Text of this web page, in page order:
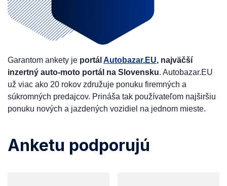
Garantom ankety je portál Autobazar.EU, najväčší
inzertný auto-moto portál na Slovensku. Autobazar.EU
už viac ako 20 rokov združuje ponuku firemných a
súkromných predajcov. Prináša tak používateľom najširšiu
ponuku nových a jazdených vozidiel na jednom mieste.
Anketu podporujú